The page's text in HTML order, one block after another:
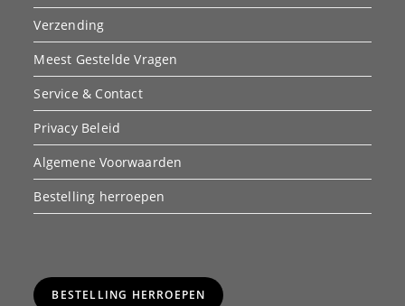
Verzending
Meest Gestelde Vragen
Service & Contact
Privacy Beleid
Algemene Voorwaarden
Bestelling herroepen
BESTELLING HERROEPEN